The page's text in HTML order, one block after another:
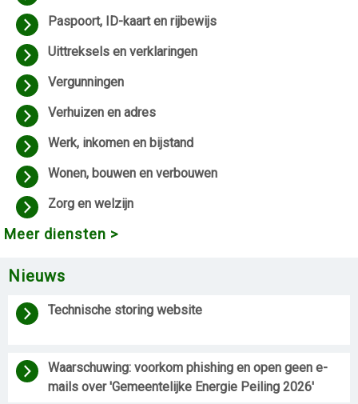
Paspoort, ID-kaart en rijbewijs
Uittreksels en verklaringen
Vergunningen
Verhuizen en adres
Werk, inkomen en bijstand
Wonen, bouwen en verbouwen
Zorg en welzijn
Meer diensten >
Nieuws
Technische storing website
Waarschuwing: voorkom phishing en open geen e-
mails over 'Gemeentelijke Energie Peiling 2026'